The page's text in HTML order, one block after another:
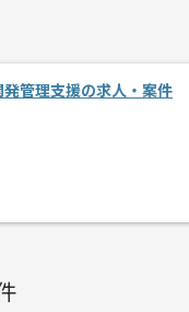
リモートでの作業を見込
発管理支援の求人・案件